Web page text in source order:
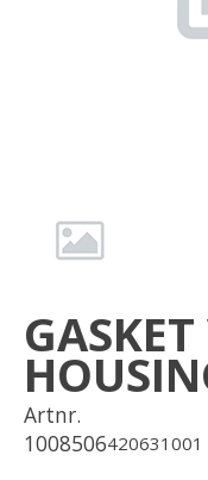
Artnr.
1008506420631001